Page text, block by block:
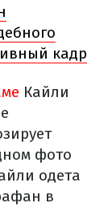
кадр
Кайли
фото
одета
в